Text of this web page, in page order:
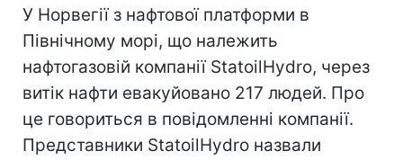
У Норвегії з нафтової платформи в
Північному морі, що належить
нафтогазовій компанії StatoilHydro, через
витік нафти евакуйовано 217 людей. Про
це говориться в повідомленні компанії.
Представники StatoilHydro назвали